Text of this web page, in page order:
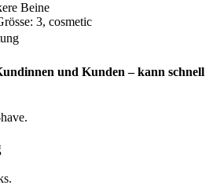
Beine
3, cosmetic
und Kunden – kann schnell